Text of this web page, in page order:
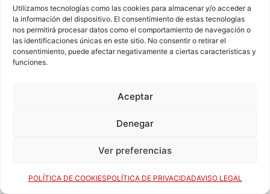
Utilizamos tecnologías como las cookies para almacenar y/o acceder a
la información del dispositivo. El consentimiento de estas tecnologías
nos permitirá procesar datos como el comportamiento de navegación o
las identificaciones únicas en este sitio. No consentir o retirar el
consentimiento, puede afectar negativamente a ciertas características y
funciones.
Aceptar
Denegar
Ver preferencias
POLÍTICA DE COOKIESPOLÍTICA DE PRIVACIDADAVISO LEGAL
TEMPORADA 2005-06
TEMPORADA 2006-07